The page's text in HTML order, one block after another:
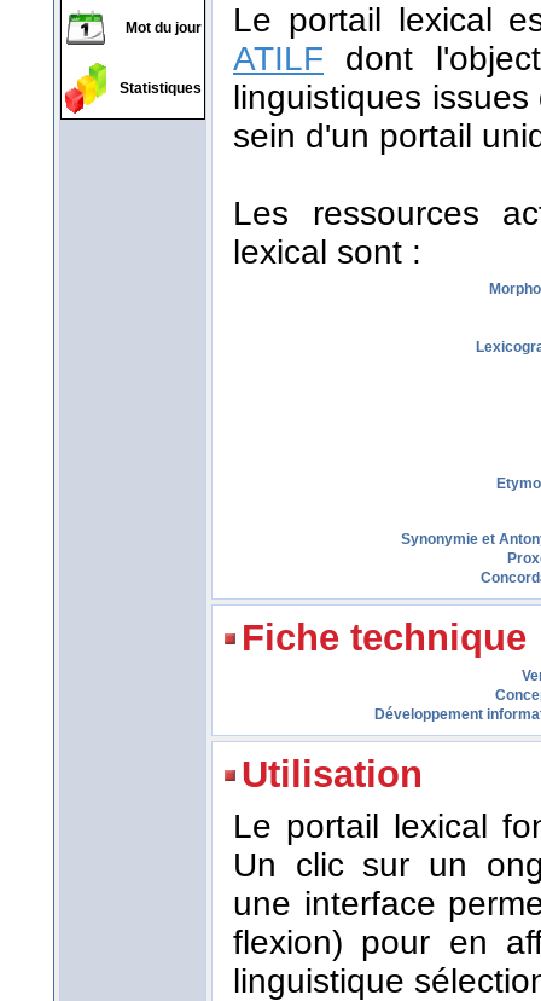
Mot du jour
Statistiques
Le portail lexical
ATILF dont
linguistiques
sein d'un portail
Les ressources
lexical sont :
Synonymie et
Fiche technique
Développement
Utilisation
Le portail lexical
Un clic sur un
une interface
flexion) pour en
linguistique